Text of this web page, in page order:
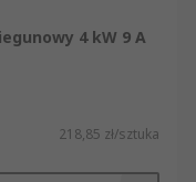
4 kW 9 A
218,85 zł/sztuka